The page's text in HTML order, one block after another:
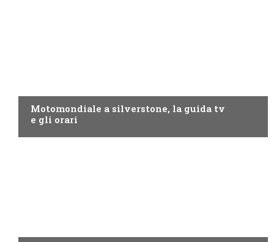
Motomondiale a silverstone, la guida tv
e gli orari